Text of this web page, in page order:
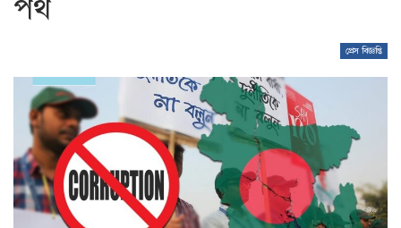
পথ
প্রেস বিজ্ঞপ্তি